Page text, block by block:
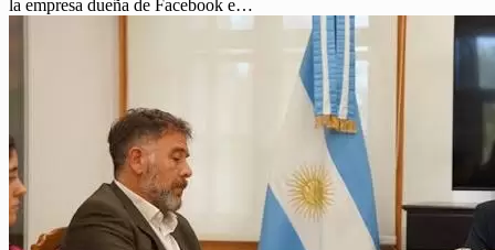
la empresa dueña de Facebook e…